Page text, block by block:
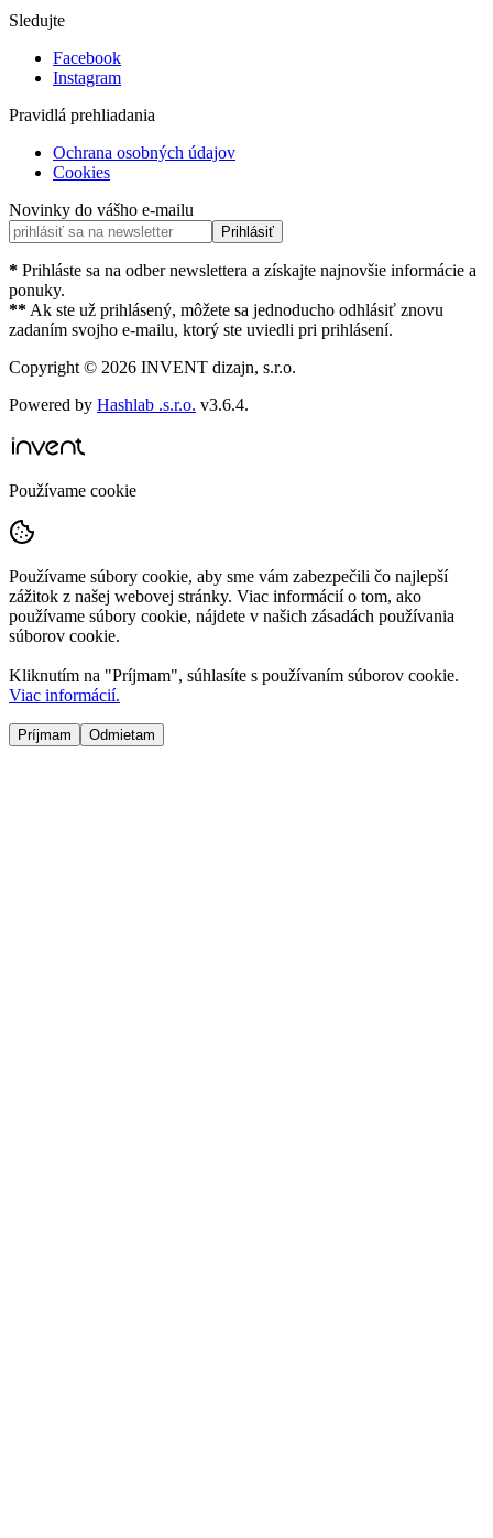
Sledujte
Facebook
Instagram
Pravidlá prehliadania
Ochrana osobných údajov
Cookies
Novinky do vášho e-mailu
Prihlásiť
* Prihláste sa na odber newslettera a získajte najnovšie informácie a
ponuky.
** Ak ste už prihlásený, môžete sa jednoducho odhlásiť znovu
zadaním svojho e-mailu, ktorý ste uviedli pri prihlásení.
Copyright © 2026 INVENT dizajn, s.r.o.
Powered by Hashlab .s.r.o. v3.6.4.
Používame cookie
Používame súbory cookie, aby sme vám zabezpečili čo najlepší
zážitok z našej webovej stránky. Viac informácií o tom, ako
používame súbory cookie, nájdete v našich zásadách používania
súborov cookie.
Kliknutím na "Príjmam", súhlasíte s používaním súborov cookie.
Viac informácií.
Príjmam Odmietam